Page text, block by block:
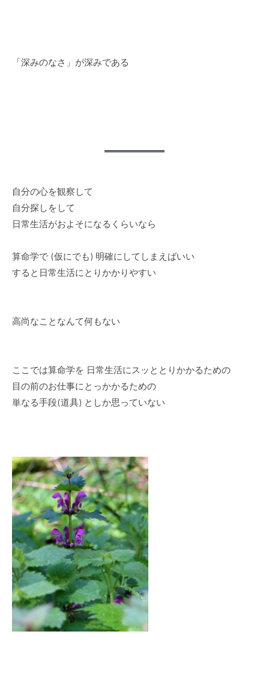
「深みのなさ」が深みである
自分の心を観察して
自分探しをして
日常生活がおよそになるくらいなら
算命学で (仮にでも) 明確にしてしまえばいい
すると日常生活にとりかかりやすい
高尚なことなんて何もない
ここでは算命学を 日常生活にスッととりかかるための
目の前のお仕事にとっかかるための
単なる手段(道具) としか思っていない